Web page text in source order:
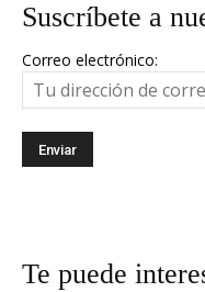
Suscríbete a
Correo electrónico:
Te puede